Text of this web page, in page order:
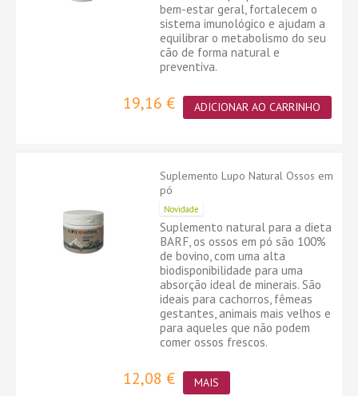
bem-estar geral, fortalecem o
sistema imunológico e ajudam a
equilibrar o metabolismo do seu
cão de forma natural e
preventiva.
19,16 € ADICIONAR AO CARRINHO
Suplemento Lupo Natural Ossos em
pó
Novidade
Suplemento natural para a dieta
BARF, os ossos em pó são 100%
de bovino, com uma alta
biodisponibilidade para uma
absorção ideal de minerais. São
ideais para cachorros, fêmeas
gestantes, animais mais velhos e
para aqueles que não podem
comer ossos frescos.
12,08 € MAIS